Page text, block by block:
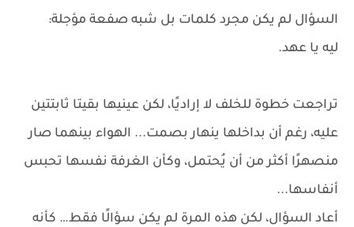
السؤال لم يكن مجرد كلمات بل شبه صفعة مؤجلة:
ليه يا عهد.
تراجعت خطوة للخلف لا إراديًا، لكن عينيها بقيتا ثابتتين
عليه، رغم أن بداخلها ينهار بصمت... الهواء بينهما صار
منصهرًا أكثر من أن يُحتمل، وكأن الغرفة نفسها تحبس
أنفاسها...
أعاد السؤال، لكن هذه المرة لم يكن سؤالًا فقط… كأنه